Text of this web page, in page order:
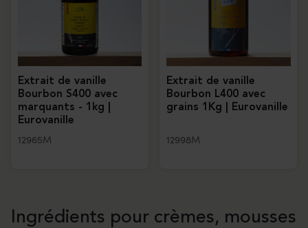
Extrait de vanille
Bourbon S400 avec
marquants - 1kg |
Eurovanille
12965M
Extrait de vanille
Bourbon L400 avec
grains 1Kg | Eurovanille
12998M
Ingrédients pour crèmes, mousses